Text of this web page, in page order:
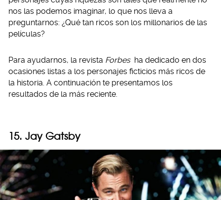
nos las podemos imaginar, lo que nos lleva a
preguntarnos: ¿Qué tan ricos son los millonarios de las
películas?
Para ayudarnos, la revista Forbes ha dedicado en dos
ocasiones listas a los personajes ficticios más ricos de
la historia. A continuación te presentamos los
resultados de la más reciente.
15. Jay Gatsby